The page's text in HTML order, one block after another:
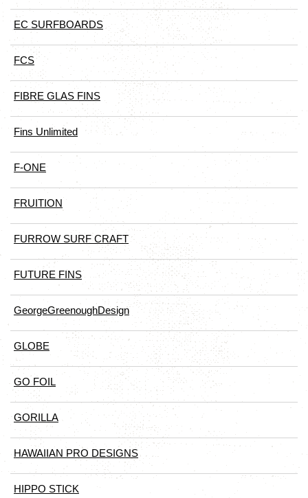
EC SURFBOARDS
FCS
FIBRE GLAS FINS
Fins Unlimited
F-ONE
FRUITION
FURROW SURF CRAFT
FUTURE FINS
GeorgeGreenoughDesign
GLOBE
GO FOIL
GORILLA
HAWAIIAN PRO DESIGNS
HIPPO STICK